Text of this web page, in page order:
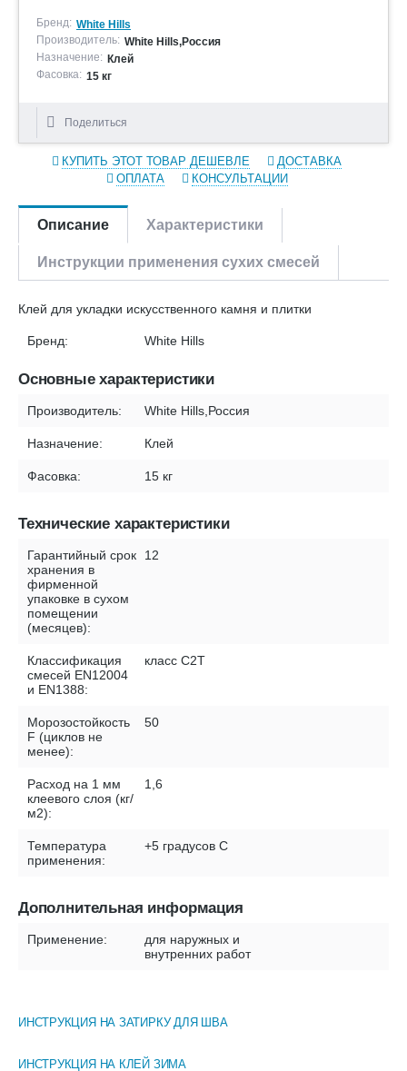
Бренд: White Hills
Производитель: White Hills,Россия
Назначение: Клей
Фасовка: 15 кг
Поделиться
КУПИТЬ ЭТОТ ТОВАР ДЕШЕВЛЕ
ДОСТАВКА
ОПЛАТА
КОНСУЛЬТАЦИИ
Описание Характеристики
Инструкции применения сухих смесей
Клей для укладки искусственного камня и плитки
Бренд: White Hills
Основные характеристики
Производитель: White Hills,Россия
Назначение: Клей
Фасовка: 15 кг
Технические характеристики
Гарантийный срок
хранения в
фирменной
упаковке в сухом
помещении
(месяцев):
12
Классификация
смесей EN12004
и EN1388:
класс С2Т
Морозостойкость
F (циклов не
менее):
50
Расход на 1 мм
клеевого слоя (кг/
м2):
1,6
Температура
применения:
+5 градусов С
Дополнительная информация
Применение:
для наружных и
внутренних работ
ИНСТРУКЦИЯ НА ЗАТИРКУ ДЛЯ ШВА
ИНСТРУКЦИЯ НА КЛЕЙ ЗИМА